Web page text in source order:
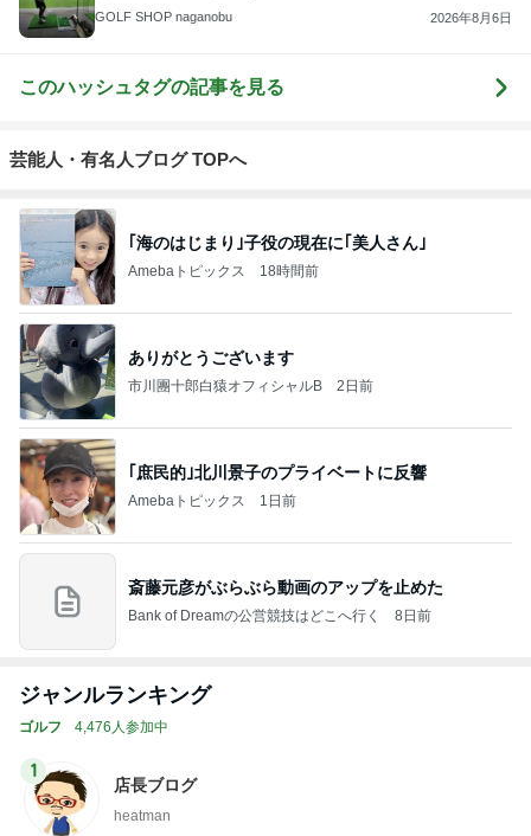
GOLF SHOP naganobu 2026年8月6日
このハッシュタグの記事を見る
芸能人・有名人ブログ TOPへ
｢海のはじまり｣子役の現在に｢美人さん｣
Amebaトピックス 18時間前
ありがとうございます
市川團十郎白猿オフィシャルB 2日前
｢庶民的｣北川景子のプライベートに反響
Amebaトピックス 1日前
斎藤元彦がぶらぶら動画のアップを止めた
Bank of Dreamの公営競技はどこへ行く 8日前
ジャンルランキング
ゴルフ 4,476人参加中
1
店長ブログ
heatman